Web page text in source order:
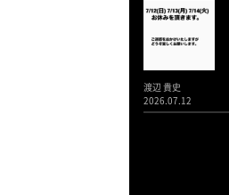
渡辺 貴史
2026.07.12